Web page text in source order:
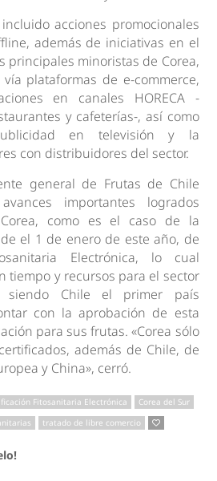
acciones promocionales
además de iniciativas en el
principales minoristas de Corea,
plataformas de e-commerce,
en canales HORECA -
y cafeterías-, así como
en televisión y la
con distribuidores del sector.
general de Frutas de Chile
importantes logrados
como es el caso de la
el 1 de enero de este año, de
Electrónica, lo cual
tiempo y recursos para el sector
siendo Chile el primer país
con la aprobación de esta
para sus frutas. «Corea sólo
además de Chile, de
y China», cerró.
Fitosanitaria Electrónica
Corea del Sur
tratado de libre comercio